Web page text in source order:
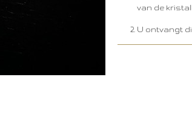
van de
U ontvangt dit